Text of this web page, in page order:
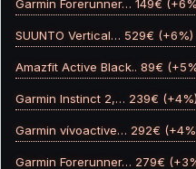
Garmin Forerunner… 149€
SUUNTO Vertical… 529€
Amazfit Active Black.. 89€
Garmin Instinct 2,… 239€
Garmin vívoactive… 292€
Garmin Forerunner… 279€